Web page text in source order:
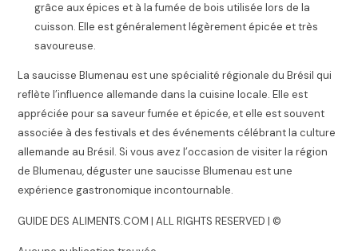
grâce aux épices et à la fumée de bois utilisée lors de la
cuisson. Elle est généralement légèrement épicée et très
savoureuse.
La saucisse Blumenau est une spécialité régionale du Brésil qui
reflète l’influence allemande dans la cuisine locale. Elle est
appréciée pour sa saveur fumée et épicée, et elle est souvent
associée à des festivals et des événements célébrant la culture
allemande au Brésil. Si vous avez l’occasion de visiter la région
de Blumenau, déguster une saucisse Blumenau est une
expérience gastronomique incontournable.
GUIDE DES ALIMENTS.COM | ALL RIGHTS RESERVED | ©